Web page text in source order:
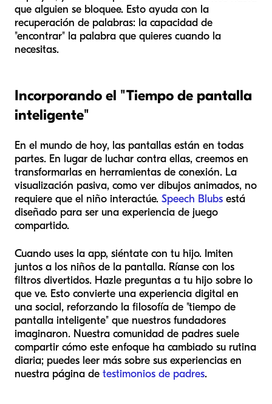
que alguien se bloquee. Esto ayuda con la
recuperación de palabras: la capacidad de
"encontrar" la palabra que quieres cuando la
necesitas.
Incorporando el "Tiempo de pantalla
inteligente"
En el mundo de hoy, las pantallas están en todas
partes. En lugar de luchar contra ellas, creemos en
transformarlas en herramientas de conexión. La
visualización pasiva, como ver dibujos animados, no
requiere que el niño interactúe. Speech Blubs está
diseñado para ser una experiencia de juego
compartido.
Cuando uses la app, siéntate con tu hijo. Imiten
juntos a los niños de la pantalla. Ríanse con los
filtros divertidos. Hazle preguntas a tu hijo sobre lo
que ve. Esto convierte una experiencia digital en
una social, reforzando la filosofía de "tiempo de
pantalla inteligente" que nuestros fundadores
imaginaron. Nuestra comunidad de padres suele
compartir cómo este enfoque ha cambiado su rutina
diaria; puedes leer más sobre sus experiencias en
nuestra página de testimonios de padres.